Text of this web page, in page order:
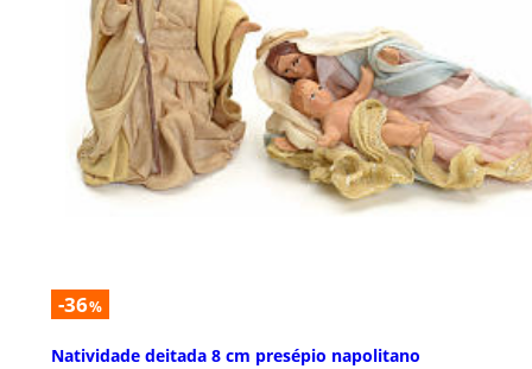
-36%
Natividade deitada 8 cm presépio napolitano